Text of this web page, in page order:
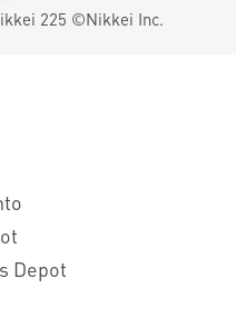
225 ©Nikkei Inc.
Depot